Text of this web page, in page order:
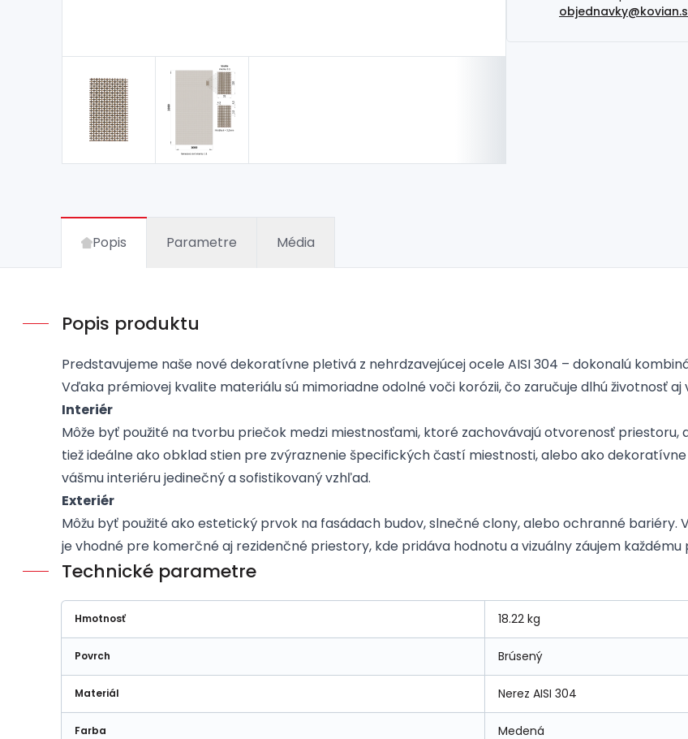
Popis Parametre Média
Popis produktu
Predstavujeme naše nové dekoratívne pletivá z nehrdzavejúcej ocele AISI 304 – dokonalú
Vďaka prémiovej kvalite materiálu sú mimoriadne odolné voči korózii, čo zaručuje dlhú životnosť
Interiér
Môže byť použité na tvorbu priečok medzi miestnosťami, ktoré zachovávajú otvorenosť priestoru,
tiež ideálne ako obklad stien pre zvýraznenie špecifických častí miestnosti, alebo ako
vášmu interiéru jedinečný a sofistikovaný vzhľad.
Exteriér
Môžu byť použité ako estetický prvok na fasádach budov, slnečné clony, alebo ochranné bariéry.
je vhodné pre komerčné aj rezidenčné priestory, kde pridáva hodnotu a vizuálny záujem každému
Technické parametre
Hmotnosť 18.22 kg
Povrch Brúsený
Materiál Nerez AISI 304
Farba Medená